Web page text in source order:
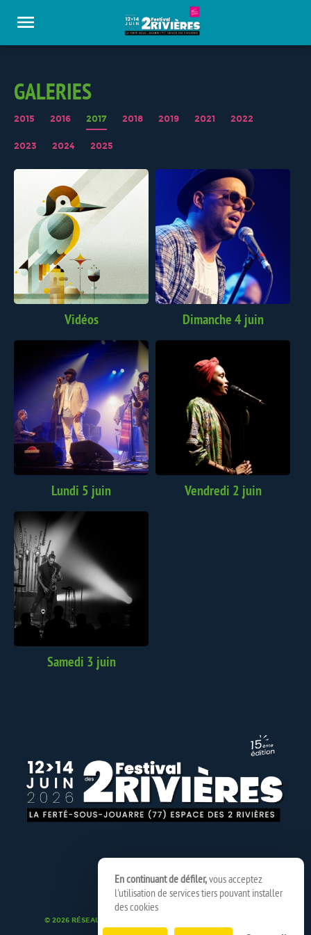
GALERIES
2015 2016 2017 2018 2019 2021 2022
2023 2024 2025
Vidéos Dimanche 4 juin
Lundi 5 juin Vendredi 2 juin
Samedi 3 juin
© 2026 RÉSEAU SPEDIDAM
En continuant de défiler,vous acceptez
l'utilisation de services tiers pouvant installer
des cookies